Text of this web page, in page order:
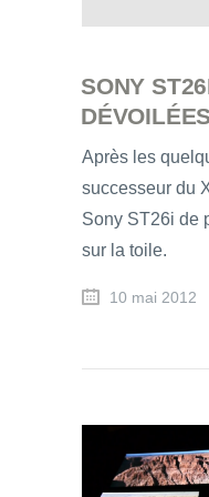
SONY
DÉVOILÉES
Après les
successeur du
Sony ST26i de
sur la toile.
10 mai 2012